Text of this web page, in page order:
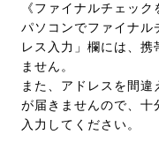
《ファイナルチェッ
パソコンでファイナル
レス入力」欄には、
ません。
また、アドレスを間
が届きませんので、十
入力してください。